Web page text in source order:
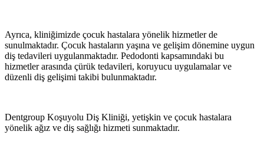
Ayrıca, kliniğimizde çocuk hastalara yönelik hizmetler de
sunulmaktadır. Çocuk hastaların yaşına ve gelişim dönemine uygun
diş tedavileri uygulanmaktadır. Pedodonti kapsamındaki bu
hizmetler arasında çürük tedavileri, koruyucu uygulamalar ve
düzenli diş gelişimi takibi bulunmaktadır.
Dentgroup Koşuyolu Diş Kliniği, yetişkin ve çocuk hastalara
yönelik ağız ve diş sağlığı hizmeti sunmaktadır.